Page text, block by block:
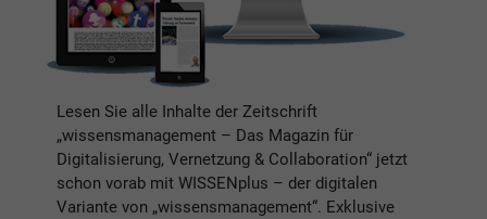
Lesen Sie alle Inhalte der Zeitschrift
„wissensmanagement – Das Magazin für
Digitalisierung, Vernetzung & Collaboration“ jetzt
schon vorab mit WISSENplus – der digitalen
Variante von „wissensmanagement“. Exklusive